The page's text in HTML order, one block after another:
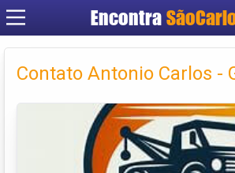
Encontra
Cadastrar
Criar conta
Contato Antonio Carlos -